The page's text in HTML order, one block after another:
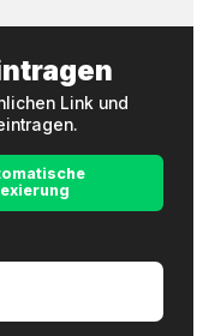
Link und